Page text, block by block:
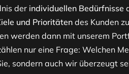
der individuellen Bedürfnisse
und Prioritäten des Kunden
werden dann mit unserem
nur eine Frage: Welchen
sondern auch wir überzeugt